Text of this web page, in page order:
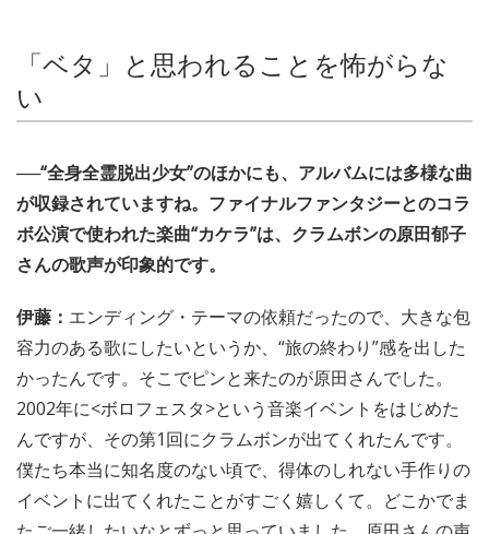
「ベタ」と思われることを怖がらな
い
──“全身全霊脱出少女”のほかにも、アルバムには多様な曲
が収録されていますね。ファイナルファンタジーとのコラ
ボ公演で使われた楽曲“カケラ”は、クラムボンの原田郁子
さんの歌声が印象的です。
伊藤： エンディング・テーマの依頼だったので、大きな包
容力のある歌にしたいというか、“旅の終わり”感を出した
かったんです。そこでピンと来たのが原田さんでした。
2002年に<ボロフェスタ>という音楽イベントをはじめた
んですが、その第1回にクラムボンが出てくれたんです。
僕たち本当に知名度のない頃で、得体のしれない手作りの
イベントに出てくれたことがすごく嬉しくて。どこかでま